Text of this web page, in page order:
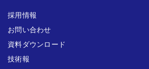
採用情報
お問い合わせ
資料ダウンロード
技術報